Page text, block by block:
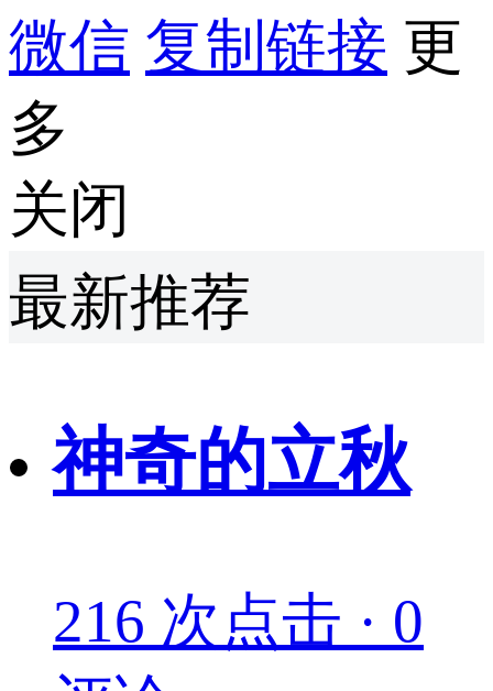
微信 复制链接 更
多
关闭
最新推荐
神奇的立秋
216 次点击 · 0